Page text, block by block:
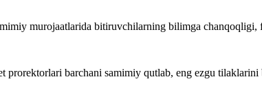
murojaatlarida bitiruvchilarning bilimga
barchani samimiy qutlab, eng ezgu